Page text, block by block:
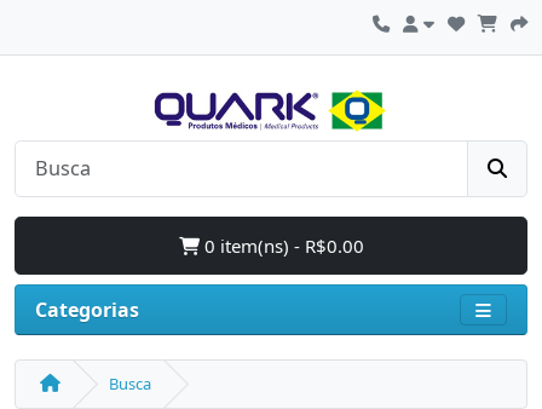
0 item(ns) - R$0.00
Categorias
Busca